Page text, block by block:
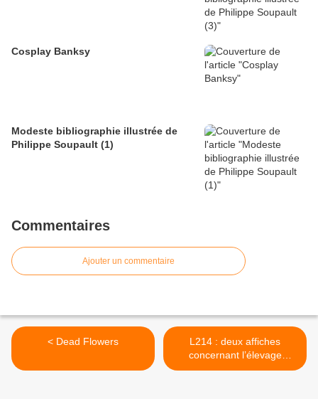
Cosplay Banksy
Modeste bibliographie illustrée de
Philippe Soupault (1)
Commentaires
Ajouter un commentaire
< Dead Flowers
L214 : deux affiches
concernant l’élevage
intensif des lapins en